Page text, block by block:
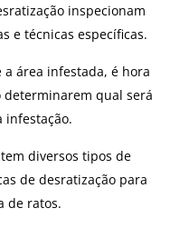
inspecionam
e técnicas específicas.
área infestada, é hora
determinarem qual será
infestação.
diversos tipos de
de desratização para
de ratos.